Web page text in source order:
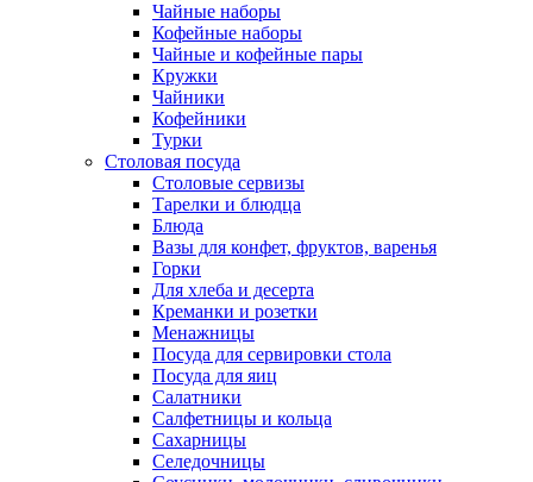
Чайные наборы
Кофейные наборы
Чайные и кофейные пары
Кружки
Чайники
Кофейники
Турки
Столовая посуда
Столовые сервизы
Тарелки и блюдца
Блюда
Вазы для конфет, фруктов, варенья
Горки
Для хлеба и десерта
Креманки и розетки
Менажницы
Посуда для сервировки стола
Посуда для яиц
Салатники
Салфетницы и кольца
Сахарницы
Селедочницы